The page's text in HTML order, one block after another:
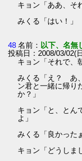
キョン「ああ、そ
みくる「はい！」
48 名前： 以下、名無
投稿日：2008/03/02(
キョン「それで、
みくる「え？ あ
ン君と一緒に帰
か？」
キョン「と、と
よ」
みくる「良かっ
キョン「どうしま